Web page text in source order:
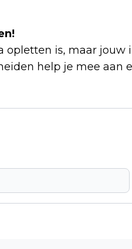
is, maar jouw
help je mee aan